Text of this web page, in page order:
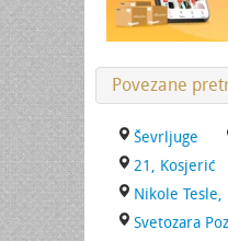
Povezane
Ševrljuge
21, Kosjerić
Nikole Tesle,
Svetozara